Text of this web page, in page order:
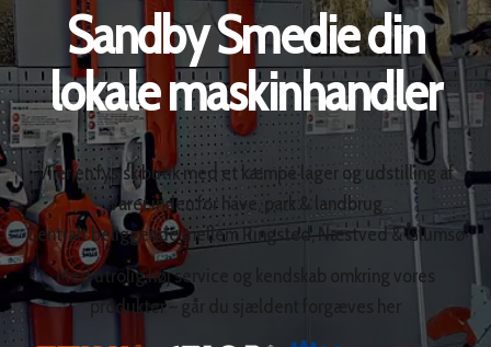
Sandby Smedie din
lokale maskinhandler
Vi er en fysisk butik med et kæmpe lager og udstilling af
varer inden for have, park & landbrug
Centralt beliggende mellem Ringsted, Næstved & Glumsø
Med utrolig høj service og kendskab omkring vores
produkter – går du sjældent forgæves her